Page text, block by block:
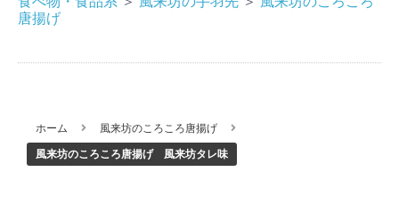
唐揚げ
ホーム 風来坊のころころ唐揚げ
風来坊のころころ唐揚げ 風来坊タレ味